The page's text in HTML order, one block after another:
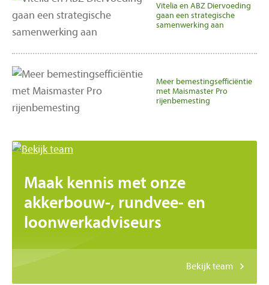
Vitelia en ABZ Diervoeding
gaan een strategische
samenwerking aan
Meer bemestingsefficiëntie
met Maismaster Pro
rijenbemesting
Maak kennis met onze
akkerbouw-, rundvee- en
loonwerkadviseurs
Bekijk team